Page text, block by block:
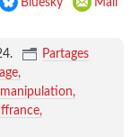
Bluesky Mail
.
Partages
manipulation